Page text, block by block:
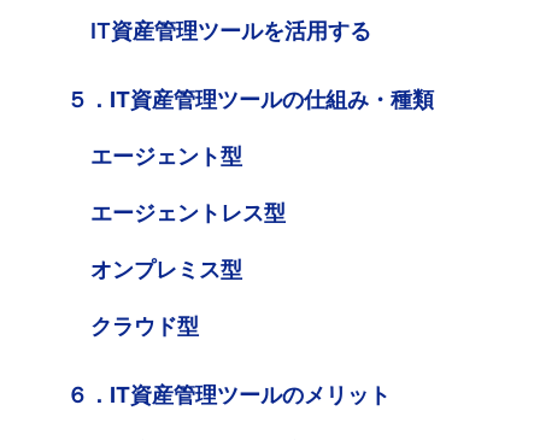
IT資産管理ツールを活用する
５．IT資産管理ツールの仕組み・種類
エージェント型
エージェントレス型
オンプレミス型
クラウド型
６．IT資産管理ツールのメリット